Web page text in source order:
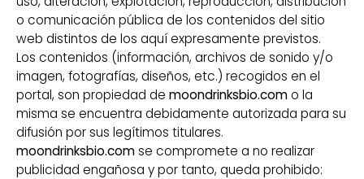
o comunicación pública de los contenidos del sitio
web distintos de los aquí expresamente previstos.
Los contenidos (información, archivos de sonido y/o
imagen, fotografías, diseños, etc.) recogidos en el
portal, son propiedad de moondrinksbio.como la
misma se encuentra debidamente autorizada para su
difusión por sus legítimos titulares.
moondrinksbio.comse compromete a no realizar
publicidad engañosa y por tanto, queda prohibido: